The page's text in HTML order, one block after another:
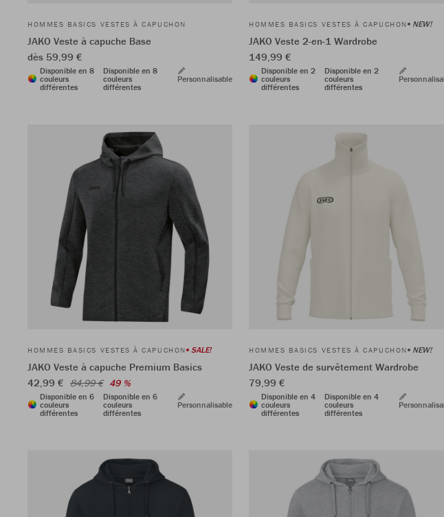
HOMMES BASICS VESTES À CAPUCHON
JAKO Veste à capuche Base
dès 59,99 €
Disponible en 8
couleurs
différentes
Disponible en 8
couleurs
différentes
Personnalisable
HOMMES BASICS VESTES À CAPUCHON NEW!
JAKO Veste 2-en-1 Wardrobe
149,99 €
Disponible en 2
couleurs
différentes
Disponible en 2
couleurs
différentes
HOMMES BASICS VESTES À CAPUCHON SALE!
JAKO Veste à capuche Premium Basics
42,99 € 84,99 € 49 %
Disponible en 6
couleurs
différentes
Disponible en 6
couleurs
différentes
Personnalisable
HOMMES BASICS VESTES À CAPUCHON NEW!
JAKO Veste de survêtement Wardrobe
79,99 €
Disponible en 4
couleurs
différentes
Disponible en 4
couleurs
différentes